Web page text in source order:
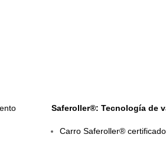
Saferoller®: Tecnología de
Carro Saferoller®